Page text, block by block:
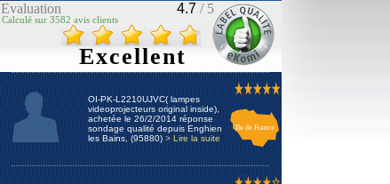
Evaluation 4.7 / 5
Calculé sur 3582 avis clients
Excellent
OI-PK-L2210UJVC( lampes
videoprojecteurs original inside),
achetée le 26/2/2014 réponse
sondage qualité depuis Enghien
les Bains, (95880) > Lire la suite
Ile de France